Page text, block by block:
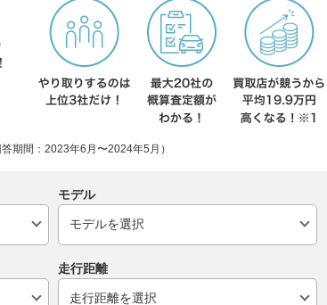
期間：2023年6月〜2024年5月）
モデル
走行距離